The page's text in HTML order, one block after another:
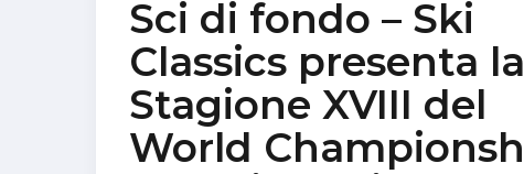
Sci di fondo – Ski
Classics presenta la
Stagione XVIII del
World